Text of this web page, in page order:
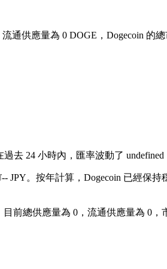
流通供應量為 0 DOGE，Dogecoin 的總
過去 24 小時內，匯率波動了 undefined
JPY。 按年計算，Dogecoin 已經保持
前總供應量為 0，流通供應量為 0，